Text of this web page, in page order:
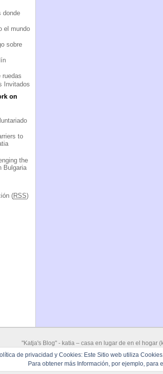
donde
el mundo
sobre
ruedas
Invitados
on
to
the
Bulgaria
(RSS)
"Katja's Blog" - katia – casa en lugar de en el hogar(
Powerd byWordpressOpen Source CMS &
de privacidad y Cookies: Este Sitio web utiliza
Para obtener más Información, por ejemplo,